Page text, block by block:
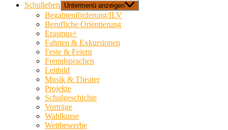
Schulleben
Untermenü anzeigen
Begabtenförderung/ILV
Berufliche Orientierung
Erasmus+
Fahrten & Exkursionen
Feste & Feiern
Fremdsprachen
Leitbild
Musik & Theater
Projekte
Schulgeschichte
Vorträge
Wahlkurse
Wettbewerbe